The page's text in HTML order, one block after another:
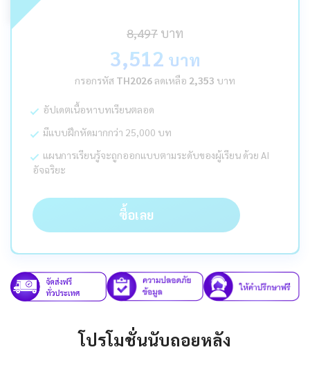
8,497 บาท
3,512 บาท
กรอกรหัส TH2026ลดเหลือ 2,353 บาท
อัปเดตเนื้อหาบทเรียนตลอด
มีแบบฝึกหัดมากกว่า 25,000 บท
แผนการเรียนรู้จะถูกออกแบบตามระดับของผู้เรียน ด้วย AI
อัจฉริยะ
ซื้อเลย
โปรโมชั่นนับถอยหลัง